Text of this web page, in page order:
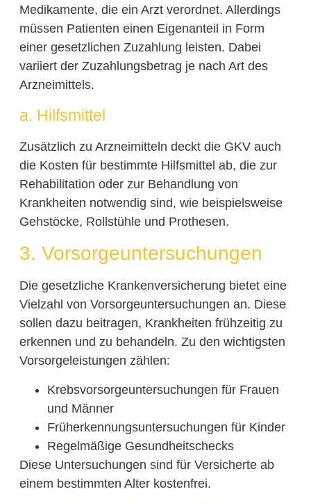
Medikamente, die ein Arzt verordnet. Allerdings
müssen Patienten einen Eigenanteil in Form
einer gesetzlichen Zuzahlung leisten. Dabei
variiert der Zuzahlungsbetrag je nach Art des
Arzneimittels.
a. Hilfsmittel
Zusätzlich zu Arzneimitteln deckt die GKV auch
die Kosten für bestimmte Hilfsmittel ab, die zur
Rehabilitation oder zur Behandlung von
Krankheiten notwendig sind, wie beispielsweise
Gehstöcke, Rollstühle und Prothesen.
3. Vorsorgeuntersuchungen
Die gesetzliche Krankenversicherung bietet eine
Vielzahl von Vorsorgeuntersuchungen an. Diese
sollen dazu beitragen, Krankheiten frühzeitig zu
erkennen und zu behandeln. Zu den wichtigsten
Vorsorgeleistungen zählen:
Krebsvorsorgeuntersuchungen für Frauen
und Männer
Früherkennungsuntersuchungen für Kinder
Regelmäßige Gesundheitschecks
Diese Untersuchungen sind für Versicherte ab
einem bestimmten Alter kostenfrei.